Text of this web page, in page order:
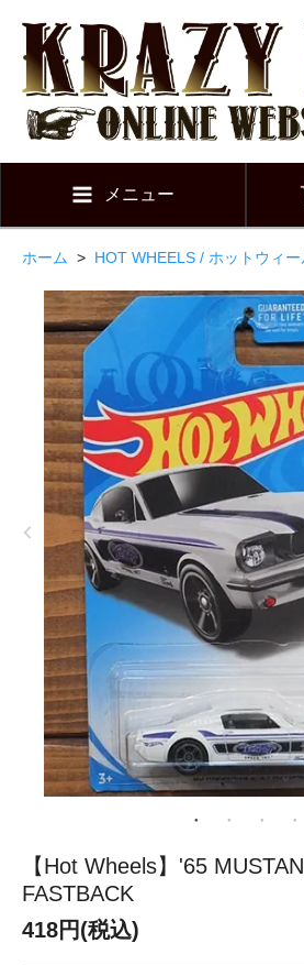
メニュー
ホーム > HOT WHEELS / ホットウィー
【Hot Wheels】'65
FASTBACK
418円(税込)